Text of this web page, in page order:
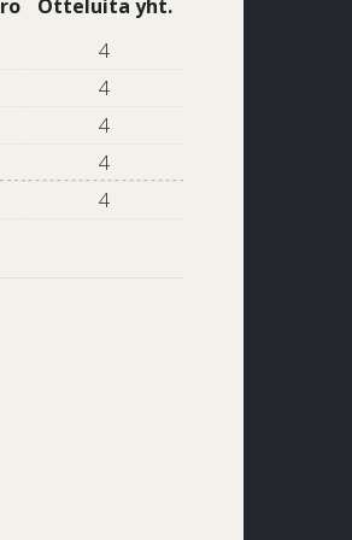
Otteluita yht.
4
4
4
4
4